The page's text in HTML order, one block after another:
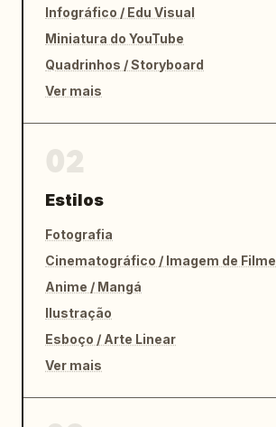
Infográfico / Edu Visual
Miniatura do YouTube
Quadrinhos / Storyboard
Ver mais
Estilos
Fotografia
Cinematográfico / Imagem de Filme
Anime / Mangá
Ilustração
Esboço / Arte Linear
Ver mais